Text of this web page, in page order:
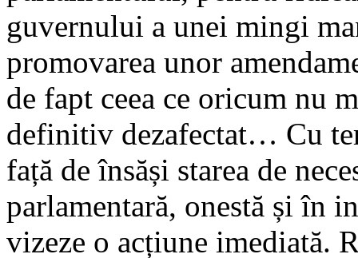
guvernului a unei mingi
promovarea unor
de fapt ceea ce oricum nu
definitiv dezafectat… Cu
față de însăși starea de
parlamentară, onestă și în
vizeze o acțiune imediată.